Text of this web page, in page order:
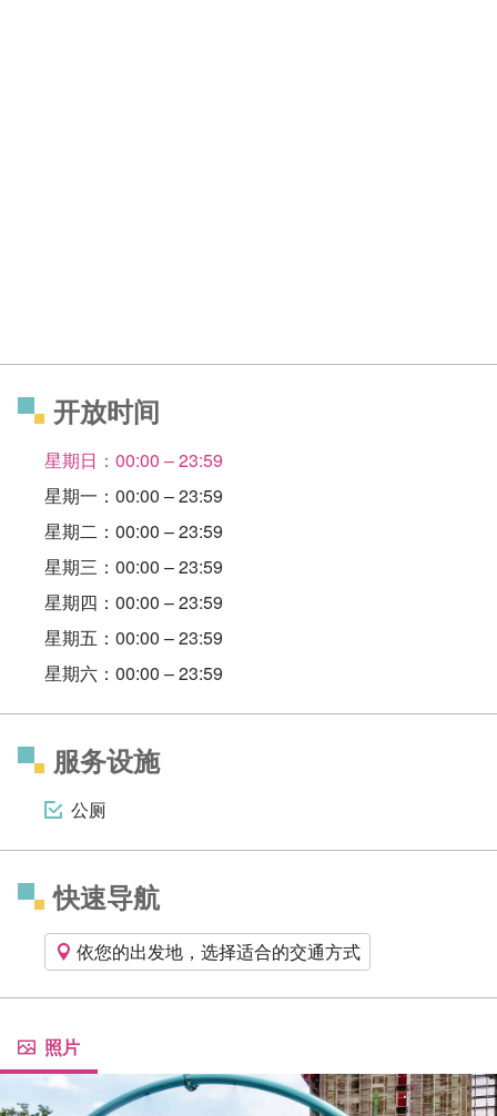
开放时间
星期日：00:00 – 23:59
星期一：00:00 – 23:59
星期二：00:00 – 23:59
星期三：00:00 – 23:59
星期四：00:00 – 23:59
星期五：00:00 – 23:59
星期六：00:00 – 23:59
服务设施
公厕
快速导航
依您的出发地，选择适合的交通方式
照片